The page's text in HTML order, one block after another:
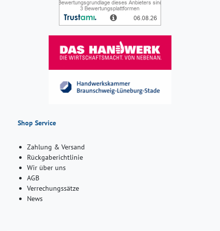
Shop Service
Zahlung & Versand
Rückgaberichtlinie
Wir über uns
AGB
Verrechungssätze
News